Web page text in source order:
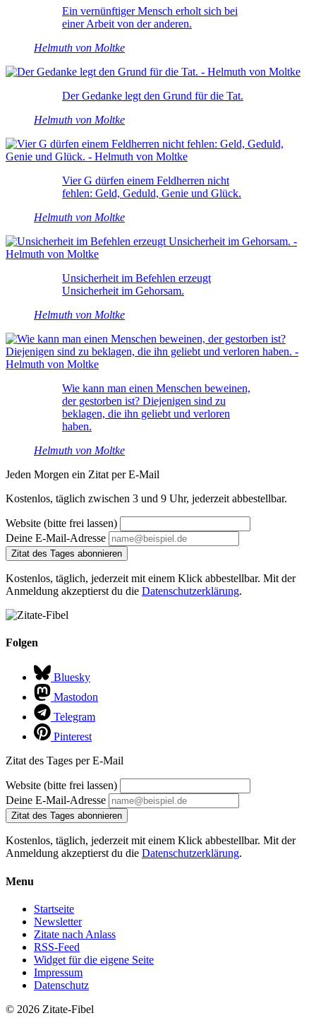
Ein vernünftiger Mensch erholt sich bei
einer Arbeit von der anderen.
Helmuth von Moltke
Der Gedanke legt den Grund für die Tat.
Helmuth von Moltke
Vier G dürfen einem Feldherren nicht
fehlen: Geld, Geduld, Genie und Glück.
Helmuth von Moltke
Unsicherheit im Befehlen erzeugt
Unsicherheit im Gehorsam.
Helmuth von Moltke
Wie kann man einen Menschen beweinen,
der gestorben ist? Diejenigen sind zu
beklagen, die ihn geliebt und verloren
haben.
Helmuth von Moltke
Jeden Morgen ein Zitat per E-Mail
Kostenlos, täglich zwischen 3 und 9 Uhr, jederzeit abbestellbar.
Website (bitte frei lassen)
Deine E-Mail-Adresse
Zitat des Tages abonnieren
Kostenlos, täglich, jederzeit mit einem Klick abbestellbar. Mit der
Anmeldung akzeptierst du die Datenschutzerklärung.
Folgen
Bluesky
Mastodon
Telegram
Pinterest
Zitat des Tages per E-Mail
Website (bitte frei lassen)
Deine E-Mail-Adresse
Zitat des Tages abonnieren
Kostenlos, täglich, jederzeit mit einem Klick abbestellbar. Mit der
Anmeldung akzeptierst du die Datenschutzerklärung.
Menu
Startseite
Newsletter
Zitate nach Anlass
RSS-Feed
Widget für die eigene Seite
Impressum
Datenschutz
© 2026 Zitate-Fibel